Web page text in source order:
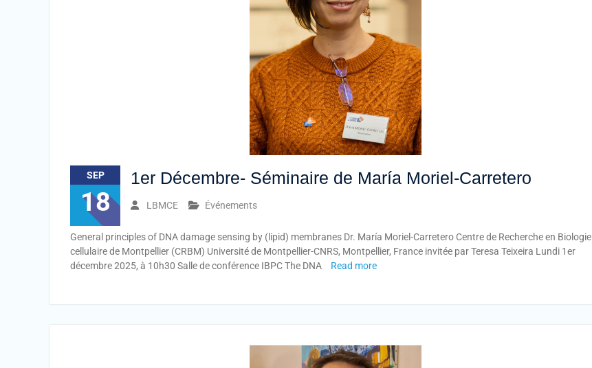
SEP
18
1er Décembre- Séminaire de María Moriel-Carretero
LBMCE Événements
General principles of DNA damage sensing by (lipid) membranes Dr. María Moriel-Carretero Centre de Recherche en Biologie
cellulaire de Montpellier (CRBM) Université de Montpellier-CNRS, Montpellier, France invitée par Teresa Teixeira Lundi 1er
décembre 2025, à 10h30 Salle de conférence IBPC The DNA
Read more